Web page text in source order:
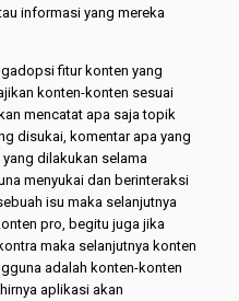
informasi yang mereka
fitur konten yang
konten-konten sesuai
mencatat apa saja topik
disukai, komentar apa yang
dilakukan selama
menyukai dan berinteraksi
isu maka selanjutnya
pro, begitu juga jika
maka selanjutnya konten
adalah konten-konten
aplikasi akan